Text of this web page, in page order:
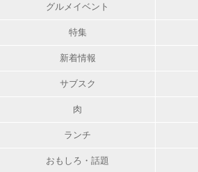
グルメイベント
特集
新着情報
サブスク
肉
ランチ
おもしろ・話題